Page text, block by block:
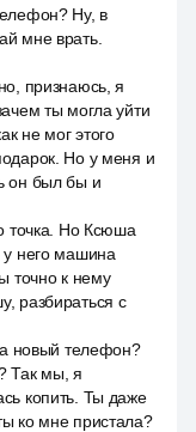
Ну, в
мне врать.
признаюсь, я
ты могла уйти
не мог этого
Но у меня и
он был бы и
точка. Но Ксюша
него машина
точно к нему
разбираться с
новый телефон?
Так мы, я
копить. Ты даже
ко мне пристала?